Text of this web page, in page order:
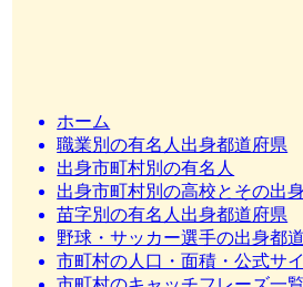
ホーム
職業別の有名人出身都道府県
出身市町村別の有名人
出身市町村別の高校とその出
苗字別の有名人出身都道府県
野球・サッカー選手の出身都
市町村の人口・面積・公式サ